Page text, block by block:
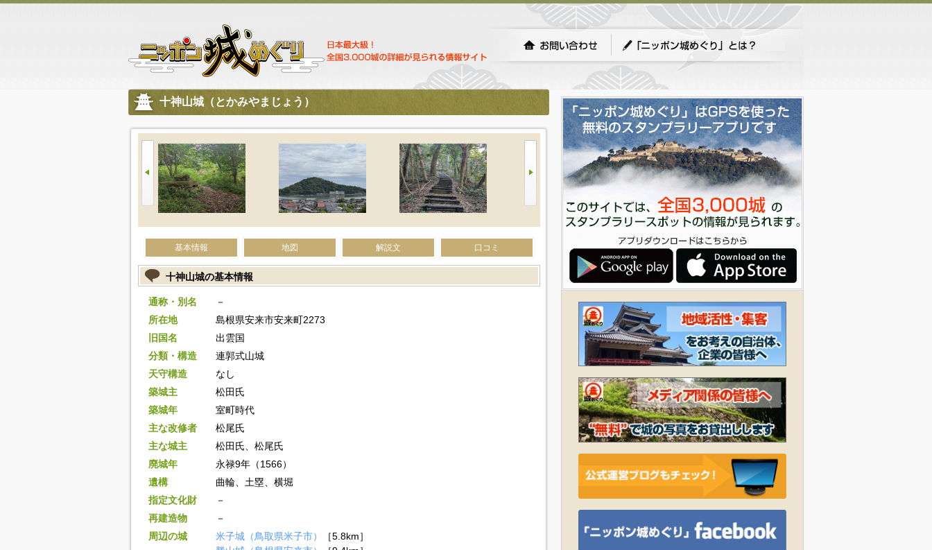
十神山城（とかみやまじょう）
基本情報 地図 解説文 口コミ
十神山城の基本情報
通称・別名
－
所在地
島根県安来市安来町2273
旧国名
出雲国
分類・構造
連郭式山城
天守構造
なし
築城主
松田氏
築城年
室町時代
主な改修者
松尾氏
主な城主
松田氏、松尾氏
廃城年
永禄9年（1566）
遺構
曲輪、土塁、横堀
指定文化財
－
再建造物
－
周辺の城
米子城（鳥取県米子市）
［5.8km］